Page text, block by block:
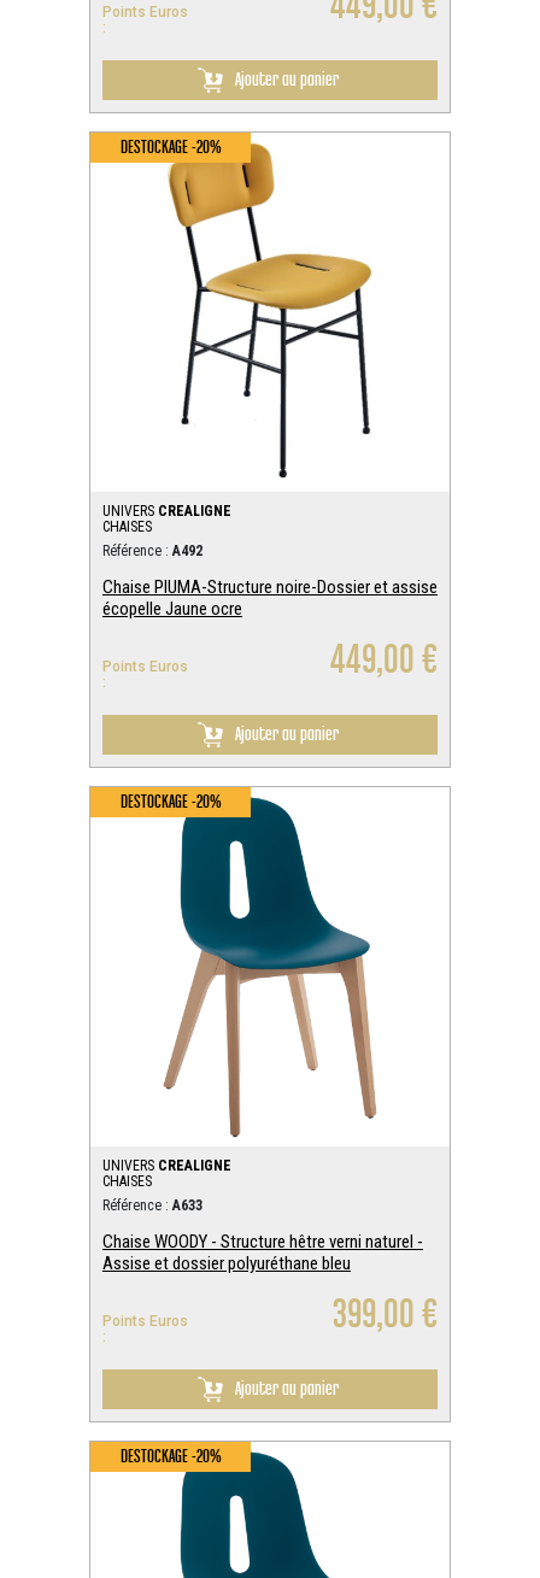
Points Euros
:
Ajouter au panier
DESTOCKAGE -20%
UNIVERS CREALIGNE
CHAISES
Référence :A492
Chaise PIUMA-Structure noire-Dossier et assise
écopelle Jaune ocre
Points Euros
:
449,00 €
Ajouter au panier
DESTOCKAGE -20%
UNIVERS CREALIGNE
CHAISES
Référence :A633
Chaise WOODY - Structure hêtre verni naturel -
Assise et dossier polyuréthane bleu
Points Euros
:
399,00 €
Ajouter au panier
DESTOCKAGE -20%